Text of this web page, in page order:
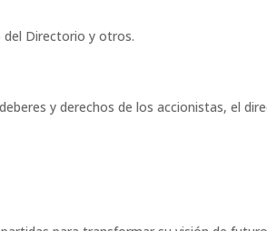
Directorio y otros.
y derechos de los accionistas, el